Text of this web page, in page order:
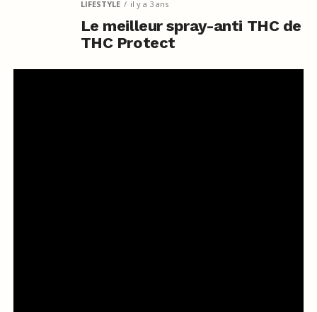
LIFESTYLE il y a 3 ans
Le meilleur spray-anti THC de
THC Protect